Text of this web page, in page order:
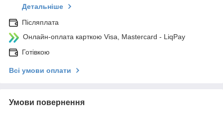
Детальніше
Післяплата
Онлайн-оплата карткою Visa, Mastercard - LiqPay
Готівкою
Всі умови оплати
Умови повернення